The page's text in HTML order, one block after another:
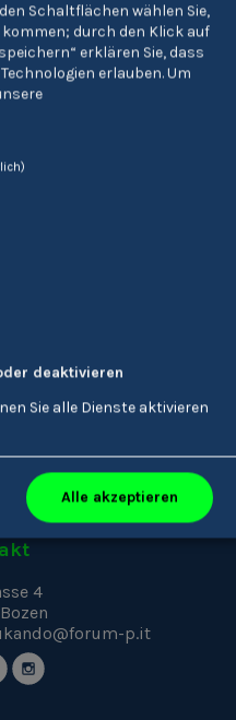
4
Bozen
p.it
Schaltflächen wählen Sie,
durch den Klick auf
erklären Sie, dass
erlauben.Um
deaktivieren
Sie alle Dienste aktivieren
Alle akzeptieren